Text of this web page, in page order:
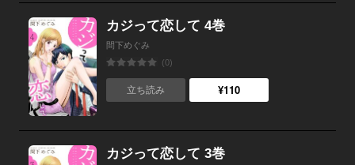
カジって恋して 4巻
間下めぐみ
(0)
立ち読み ¥110
カジって恋して 3巻